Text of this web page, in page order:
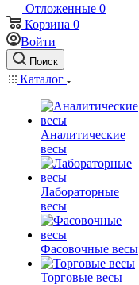
Отложенные 0
Корзина 0
Войти
Поиск
Каталог
Аналитические
весы
Лабораторные
весы
Фасовочные весы
Торговые весы